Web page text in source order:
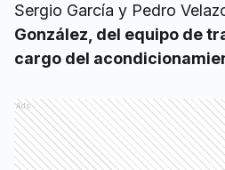
Sergio García y Pedro
González, del equipo de
cargo del
Ads